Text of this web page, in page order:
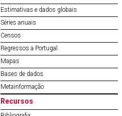
Estimativas e dados globais
Séries anuais
Censos
Regressos a Portugal
Mapas
Bases de dados
Metainformação
Recursos